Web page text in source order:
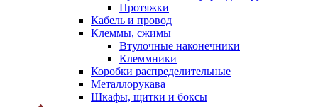
Протяжки
Кабель и провод
Клеммы, сжимы
Втулочные наконечники
Клеммники
Коробки распределительные
Металлорукава
Шкафы, щитки и боксы